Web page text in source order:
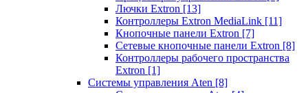
Лючки Extron [13]
Контроллеры Extron MediaLink [11]
Кнопочные панели Extron [7]
Сетевые кнопочные панели Extron [8]
Контроллеры рабочего пространства
Extron [1]
Системы управления Aten [8]